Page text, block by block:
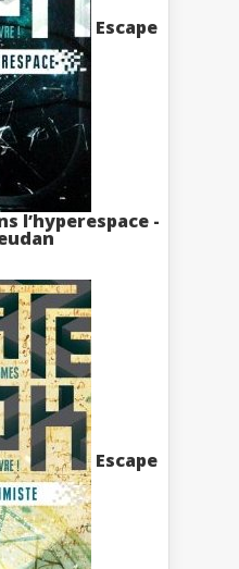
Escape
l’hyperespace -
Escape